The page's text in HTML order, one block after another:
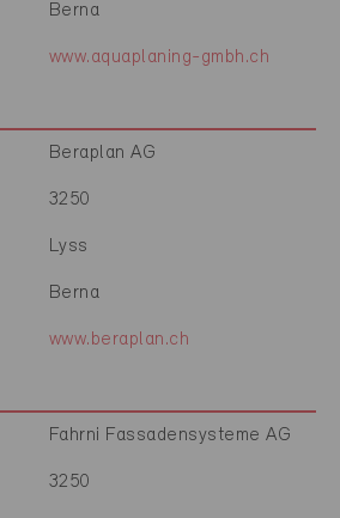
Berna
www.aquaplaning-gmbh.ch
Beraplan AG
3250
Lyss
Berna
www.beraplan.ch
Fahrni Fassadensysteme AG
3250